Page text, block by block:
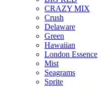
CRAZY MIX
Crush
Delaware
Green
Hawaiian
London Essence
Mist
Seagrams
Sprite